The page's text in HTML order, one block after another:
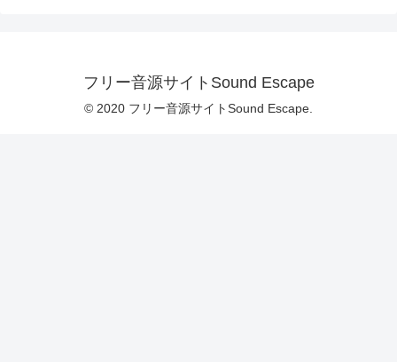
フリー音源サイトSound Escape
© 2020 フリー音源サイトSound Escape.